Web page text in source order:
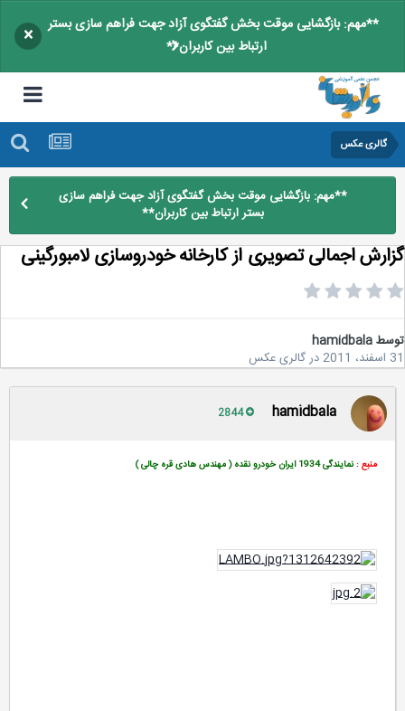
**مهم: بازگشایی موقت بخش گفتگوی آزاد جهت فراهم سازی بستر
ارتباط بین کاربران**
×
گالری عکس
**مهم: بازگشایی موقت بخش گفتگوی آزاد جهت فراهم سازی
بستر ارتباط بین کاربران**
اجمالی تصویری از کارخانه خودروسازی لامبورگینی
hamidbala
درگالری عکس
hamidbala
منبع :نمایندگی 1934 ایران خودرو نقده ( مهندس هادی قره چالی )